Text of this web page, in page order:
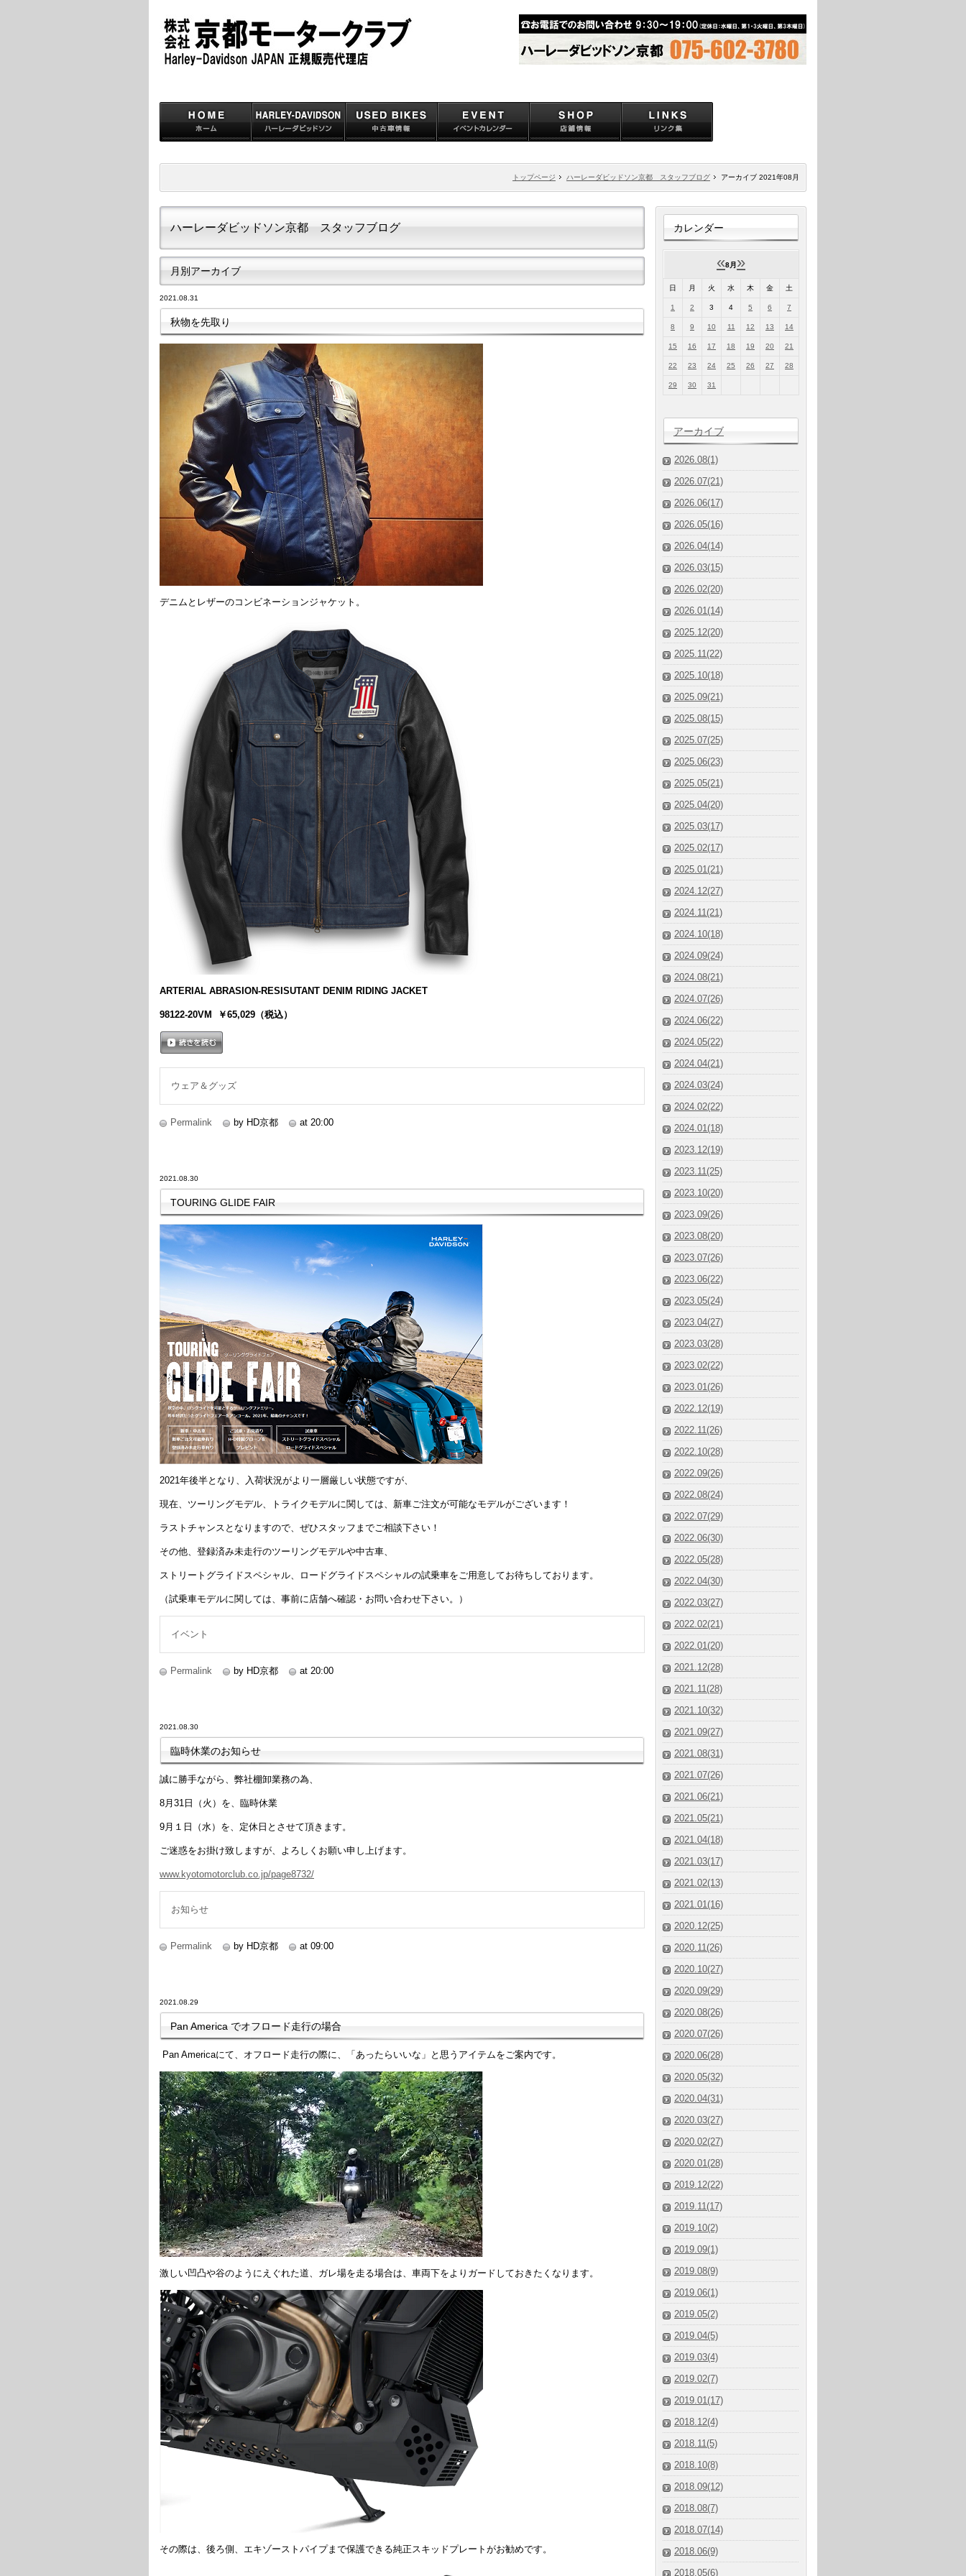
トップページ ハーレーダビッドソン京都 スタッフブログ アーカイブ 2021年08月
ハーレーダビッドソン京都 スタッフブログ
月別アーカイブ
2021.08.31
秋物を先取り
デニムとレザーのコンビネーションジャケット。
ARTERIAL ABRASION-RESISUTANT DENIM RIDING JACKET
98122-20VM ￥65,029（税込）
ウェア＆グッズ
Permalink by HD京都 at 20:00
2021.08.30
TOURING GLIDE FAIR
2021年後半となり、入荷状況がより一層厳しい状態ですが、
現在、ツーリングモデル、トライクモデルに関しては、新車ご注文が可能なモデルがございます！
ラストチャンスとなりますので、ぜひスタッフまでご相談下さい！
その他、登録済み未走行のツーリングモデルや中古車、
ストリートグライドスペシャル、ロードグライドスペシャルの試乗車をご用意してお待ちしております。
（試乗車モデルに関しては、事前に店舗へ確認・お問い合わせ下さい。）
イベント
Permalink by HD京都 at 20:00
2021.08.30
臨時休業のお知らせ
誠に勝手ながら、弊社棚卸業務の為、
8月31日（火）を、臨時休業
9月１日（水）を、定休日とさせて頂きます。
ご迷惑をお掛け致しますが、よろしくお願い申し上げます。
www.kyotomotorclub.co.jp/page8732/
お知らせ
Permalink by HD京都 at 09:00
2021.08.29
Pan America でオフロード走行の場合
Pan Americaにて、オフロード走行の際に、「あったらいいな」と思うアイテムをご案内です。
激しい凹凸や谷のようにえぐれた道、ガレ場を走る場合は、車両下をよりガードしておきたくなります。
その際は、後ろ側、エキゾーストパイプまで保護できる純正スキッドプレートがお勧めです。
カレンダー
«8月 »
日 月 火 水 木 金 土
1 2 3 4 5 6 7
8 9 10 11 12 13 14
15 16 17 18 19 20 21
22 23 24 25 26 27 28
29 30 31
アーカイブ
2026.08(1)
2026.07(21)
2026.06(17)
2026.05(16)
2026.04(14)
2026.03(15)
2026.02(20)
2026.01(14)
2025.12(20)
2025.11(22)
2025.10(18)
2025.09(21)
2025.08(15)
2025.07(25)
2025.06(23)
2025.05(21)
2025.04(20)
2025.03(17)
2025.02(17)
2025.01(21)
2024.12(27)
2024.11(21)
2024.10(18)
2024.09(24)
2024.08(21)
2024.07(26)
2024.06(22)
2024.05(22)
2024.04(21)
2024.03(24)
2024.02(22)
2024.01(18)
2023.12(19)
2023.11(25)
2023.10(20)
2023.09(26)
2023.08(20)
2023.07(26)
2023.06(22)
2023.05(24)
2023.04(27)
2023.03(28)
2023.02(22)
2023.01(26)
2022.12(19)
2022.11(26)
2022.10(28)
2022.09(26)
2022.08(24)
2022.07(29)
2022.06(30)
2022.05(28)
2022.04(30)
2022.03(27)
2022.02(21)
2022.01(20)
2021.12(28)
2021.11(28)
2021.10(32)
2021.09(27)
2021.08(31)
2021.07(26)
2021.06(21)
2021.05(21)
2021.04(18)
2021.03(17)
2021.02(13)
2021.01(16)
2020.12(25)
2020.11(26)
2020.10(27)
2020.09(29)
2020.08(26)
2020.07(26)
2020.06(28)
2020.05(32)
2020.04(31)
2020.03(27)
2020.02(27)
2020.01(28)
2019.12(22)
2019.11(17)
2019.10(2)
2019.09(1)
2019.08(9)
2019.06(1)
2019.05(2)
2019.04(5)
2019.03(4)
2019.02(7)
2019.01(17)
2018.12(4)
2018.11(5)
2018.10(8)
2018.09(12)
2018.08(7)
2018.07(14)
2018.06(9)
2018.05(6)